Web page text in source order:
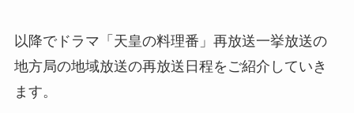
以降でドラマ「天皇の料理番」再放送一挙放送の
地方局の地域放送の再放送日程をご紹介していき
ます。